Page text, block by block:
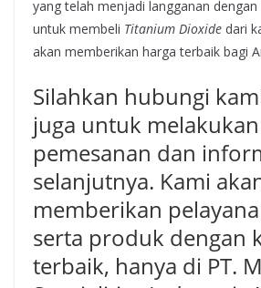
yang telah menjadi langganan dengan
untuk membeli Titanium Dioxide dari
akan memberikan harga terbaik bagi
Silahkan hubungi
juga untuk melakukan
pemesanan dan
selanjutnya. Kami
memberikan
serta produk dengan
terbaik, hanya di PT.